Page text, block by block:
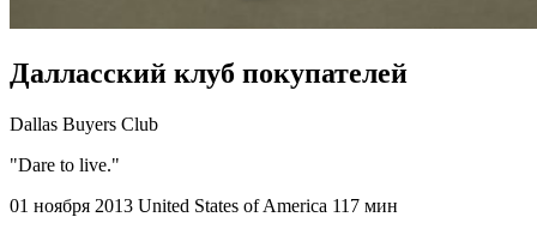
Далласский клуб покупателей
Dallas Buyers Club
"Dare to live."
01 ноября 2013 United States of America 117 мин